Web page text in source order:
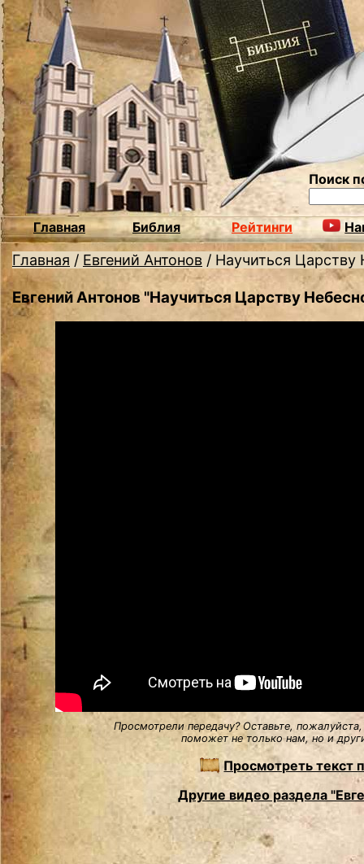
Поиск
Главная Библия Рейтинги
Главная / Евгений Антонов / Научиться Царству
Евгений Антонов "Научиться Царству
Просмотрели передачу? Оставьте,
поможет не только нам, но и
Просмотреть текст
Другие видео раздела